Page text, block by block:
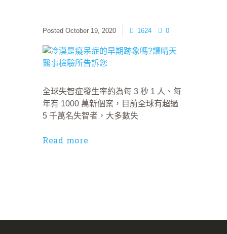
October 19, 2020 1624 0
全球失智症發生率約為每 3 秒 1 人、每
年有 1000 萬新個案，目前全球有超過
5 千萬名失智者，大多數失
Read more